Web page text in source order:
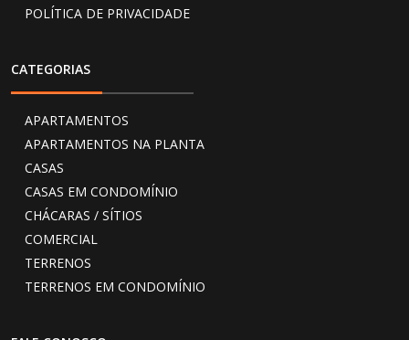
POLÍTICA DE PRIVACIDADE
CATEGORIAS
APARTAMENTOS
APARTAMENTOS NA PLANTA
CASAS
CASAS EM CONDOMÍNIO
CHÁCARAS / SÍTIOS
COMERCIAL
TERRENOS
TERRENOS EM CONDOMÍNIO